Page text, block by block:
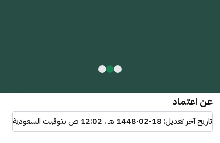
عن اعتماد
تاريخ آخر تعديل: 1448-02-18 هـ . 12:02 ص بتوقيت السعودية